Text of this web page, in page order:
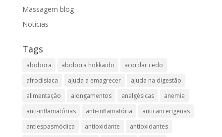
Massagem blog
Notícias
Tags
abobora abobora hokkaido
acordar cedo
afrodisíaca
ajuda a emagrecer
ajuda na digestão
alimentação
alongamentos analgésicas
anemia
anti-inflamatórias
anti-inflamatória​
anticancerigenas
antiespasmódica
antioxidante
antioxidantes